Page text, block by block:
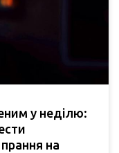
у неділю:
на